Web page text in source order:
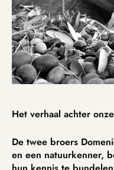
Het verhaal achter
De twee broers
en een natuurkenner,